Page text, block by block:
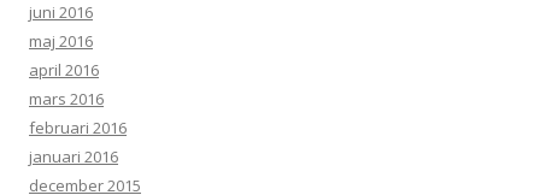
juni 2016
maj 2016
april 2016
mars 2016
februari 2016
januari 2016
december 2015